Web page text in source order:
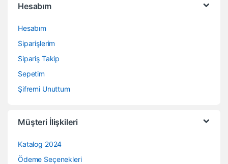
Hesabım
Hesabım
Siparişlerim
Sipariş Takip
Sepetim
Şifremi Unuttum
Müşteri İlişkileri
Katalog 2024
Ödeme Seçenekleri